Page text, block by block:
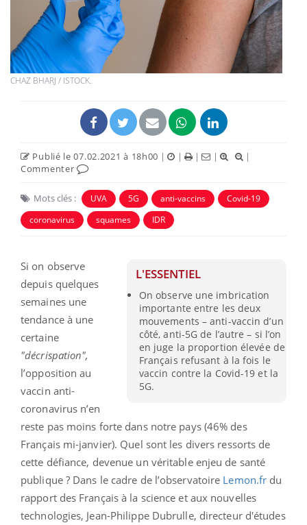
CHAZ BHARJ / ISTOCK.
Publié le 07.02.2021 à 18h00 | | | |
|
Commenter
Mots clés : UVA 5G anti-vaccins
Covid-19
coronavirus
squames IDR
L'ESSENTIEL
On observe une imbrication
importante entre les deux
mouvements – anti-vaccin d’un
côté, anti-5G de l’autre – si l’on
en juge la proportion élevée de
Français refusant à la fois le
vaccin contre la Covid-19 et la
5G.
Si on observe
depuis quelques
semaines une
tendance à une
certaine
"décrispation",
l’opposition au
vaccin anti-
coronavirus n’en
reste pas moins forte dans notre pays (46% des
Français mi-janvier). Quel sont les divers ressorts de
cette défiance, devenue un véritable enjeu de santé
publique ? Dans le cadre de l’observatoire Lemon.fr du
rapport des Français à la science et aux nouvelles
technologies, Jean-Philippe Dubrulle, directeur d'études